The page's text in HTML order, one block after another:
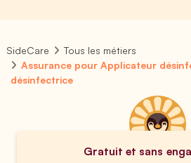
SideCare
Tous les métiers
Assurance pour Applicateur
désinfectrice
Gratuit et sans